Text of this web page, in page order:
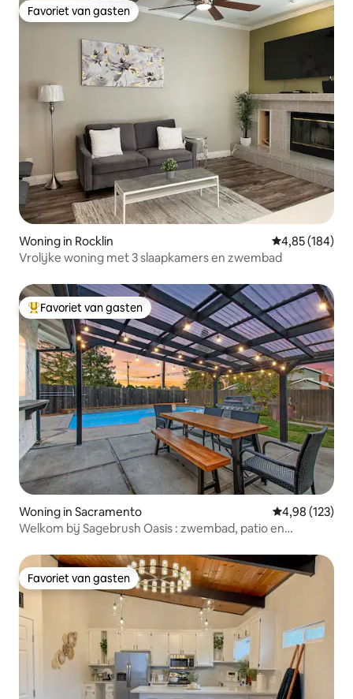
Favoriet van gasten
Favoriet van gasten
Woning in Rocklin Gemiddelde
4,85 (184)
Vrolijke woning met 3 slaapkamers en zwembad
Topfavoriet van gasten
Favoriet van gasten
Woning in Sacramento Gemiddelde
4,98 (123)
Welkom bij Sagebrush Oasis : zwembad, patio en
Favoriet van gasten
Favoriet van gasten